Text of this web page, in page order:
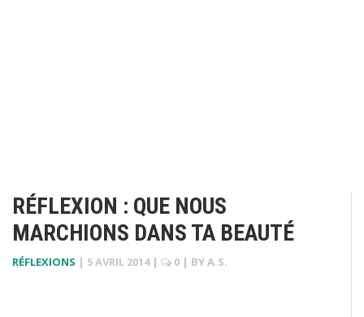
RÉFLEXION : QUE NOUS
MARCHIONS DANS TA BEAUTÉ
RÉFLEXIONS | 5 AVRIL 2014 | 0 | BYA.S.